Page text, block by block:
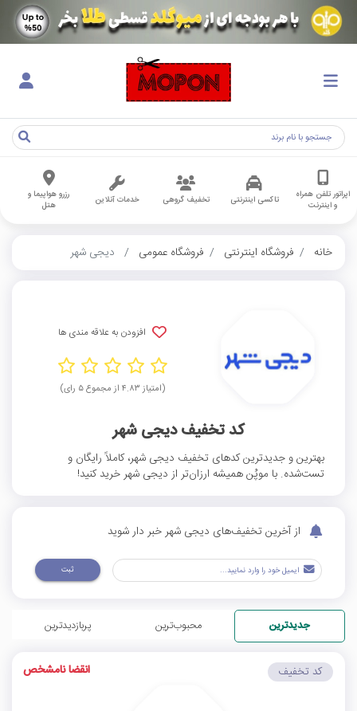
اپراتور تلفن همراه
و اینترنت
تاکسی اینترنتی تخفیف گروهی خدمات آنلاین
رزرو هواپیما و
هتل
خانه فروشگاه اینترنتی فروشگاه عمومی دیجی شهر
افزودن به علاقه مندی ها
(امتیاز ۴.۸۳ از مجموع ۵ رای)
کد تخفیف دیجی شهر
بهترین و جدیدترین کدهای تخفیف دیجی شهر، کاملاً رایگان و
تست‌شده. با موپُن همیشه ارزان‌تر از دیجی شهر خرید کنید!
از آخرین تخفیف‌های دیجی شهر خبر دار شوید
ثبت
جدیدترین محبوب‌ترین پربازدیدترین
کد تخفیف انقضا نامشخص